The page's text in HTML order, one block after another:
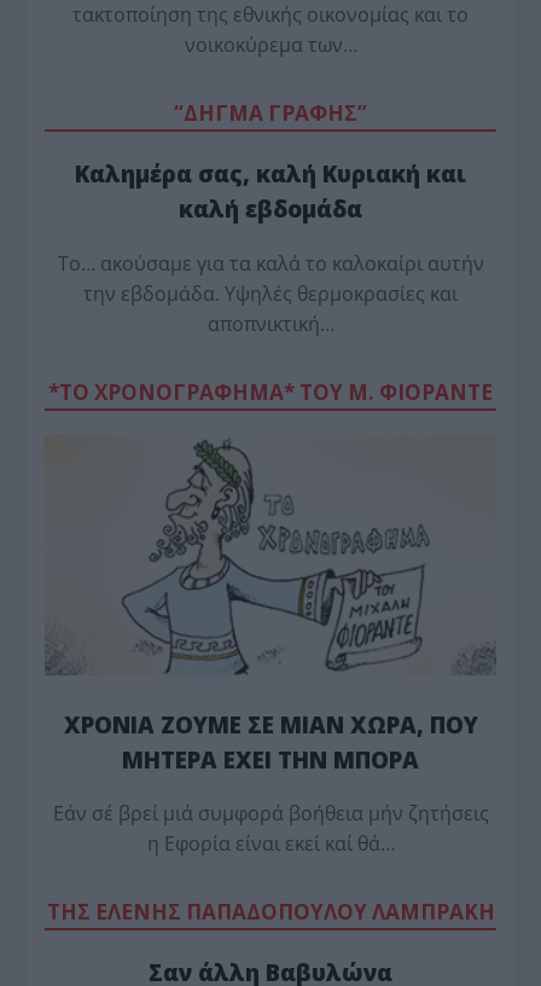
τακτοποίηση της εθνικής οικονομίας και το
νοικοκύρεμα των…
“ΔΗΓΜΑ ΓΡΑΦΗΣ”
Καλημέρα σας, καλή Κυριακή και
καλή εβδομάδα
Το… ακούσαμε για τα καλά το καλοκαίρι αυτήν
την εβδομάδα. Υψηλές θερμοκρασίες και
αποπνικτική…
*ΤΟ ΧΡΟΝΟΓΡΑΦΗΜΑ* ΤΟΥ Μ. ΦΙΟΡΆΝΤΕ
ΧΡΟΝΙΑ ΖΟΥΜΕ ΣΕ ΜΙΑΝ ΧΩΡΑ, ΠΟΥ
ΜΗΤΕΡΑ ΕΧΕΙ ΤΗΝ ΜΠΟΡΑ
Εάν σέ βρεί μιά συμφορά βοήθεια μήν ζητήσεις
η Εφορία είναι εκεί καί θά…
TΗΣ ΕΛΕΝΗΣ ΠΑΠΑΔΟΠΟΥΛΟΥ ΛΑΜΠΡΑΚΗ
Σαν άλλη Βαβυλώνα